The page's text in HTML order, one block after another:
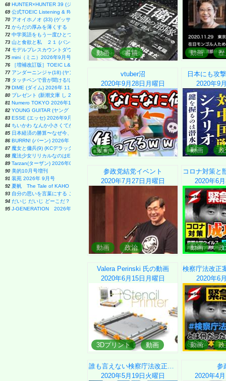
68 HUNTER×HUNTER 39 (ジャンプコミックス)
69 公式TOEIC Listening & Reading 問題集 12
70 アオイホノオ (33) (ゲッサン少年サンデーコミックススペシャル)
71 からだの厚みを薄くする
72 中学英語をもう一度ひとつひとつわかりやすく。改訂版
73 山と食欲と私 ２１ (バンチコミックス)
74 モデルプレスカウントダウンマガジン vol.13 (TVガイドMOOK)
75 mini（ミニ）2026年9月号
76 ［増補改訂版］TOEIC L&R TEST 出る単特急 金のフレーズ (TOEIC TEST 特急シリーズ)
77 アンダーニンジャ(18) (ヤングマガジンKC)
78 タッチペンで音が聞ける!はじめてずかん1000 英語つき ([バラエティ])
79 DIME (ダイム) 2026年 11月号【特集: 踊る大捜査線】
80 プレゼント (新潮文庫 し 21-71)
81 Numero TOKYO 2026年10月号増刊（表紙／Number_i）
82 YOUNG GUITAR (ヤング・ギター) 2026年 9月号
83 ESSE (エッセ) 2026年9月号増刊（特装版）
84 ちいかわ なんか小さくてかわいいやつ(1) (ワイドKC)
85 日本経済の勝算〜なぜ今、世界が日本に注目するのか〜
86 BURRN! (バーン) 2026年 9月号
87 魔女と傭兵(9) (KCデラックス)
88 魔法少女リリカルなのはEXCEEDS(3) (シリウスKC)
89 Tarzan(ターザン) 2026年08月27日号 No.931号 [自律神経ゆったりメンテナンス術]
90 美的10月号増刊
91 装苑 2026年 9月号
92 夏帆 The Tale of KAHO
93 自分の思いを言葉にする こどもアウトプット図鑑 (サンクチュアリ出版)
94 だいじ だいじ どーこだ？
95 J-GENERATION 2026年9月号【まるごと1冊大特集!!】Snow Man CORE
動画 書籍 動画
vtuber沼
2020年9月28日 月曜日
動画
日本にも攻
2020年9
動画
参政党結党イベント
2020年7月27日 月曜日
動画 政治
2020年6
動画
Valera Perinski 氏の動画
2020年6月15日 月曜日
3Dプリント 動画
2020年6
動画
誰も言えない検察庁法改正案提案理由
2020年5月19日 火曜日
参
2020年4